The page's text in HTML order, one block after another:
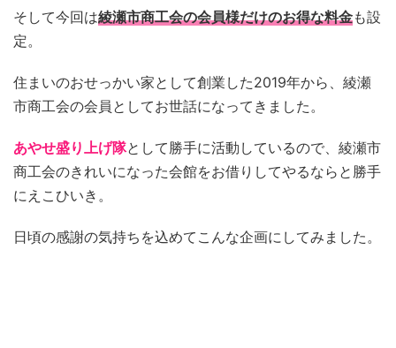
そして今回は綾瀬市商工会の会員様だけのお得な料金も設
定。
住まいのおせっかい家として創業した2019年から、綾瀬
市商工会の会員としてお世話になってきました。
あやせ盛り上げ隊として勝手に活動しているので、綾瀬市
商工会のきれいになった会館をお借りしてやるならと勝手
にえこひいき。
日頃の感謝の気持ちを込めてこんな企画にしてみました。